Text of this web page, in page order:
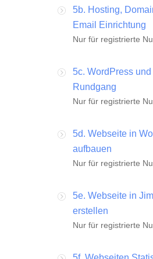
5b. Hosting,
Email Einrichtung
Nur für registrierte
5c. WordPress
Rundgang
Nur für registrierte
5d. Webseite in
aufbauen
Nur für registrierte
5e. Webseite in
erstellen
Nur für registrierte